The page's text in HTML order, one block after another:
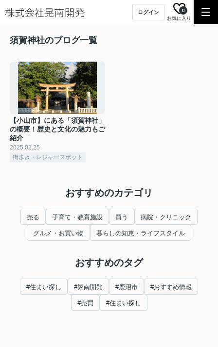
ログイン
お気に入り
0
須賀神社のブログ一覧
【小山市】にある「須賀神社」
の概要！歴史と文化の魅力もご
紹介
2025.02.25
街歩き・レジャースポット
おすすめのカテゴリ
売る 子育て・教育施設 買う 病院・クリニック
グルメ・お買い物 暮らしの知恵・ライフスタイル
おすすめのタグ
#住まい探し #晃南開発 #鹿沼市 #おすすめ情報
#売買 #住まい探し